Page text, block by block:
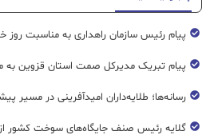
پیام رئیس سازمان راهداری به مناسبت روز
پیام تبریک مدیرکل صمت استان قزوین به
رسانه‌ها؛ طلایه‌داران امیدآفرینی در مسیر
گلایه رئیس صنف جایگاه‌های سوخت کشور از تاخیر ۵ ماهه حق